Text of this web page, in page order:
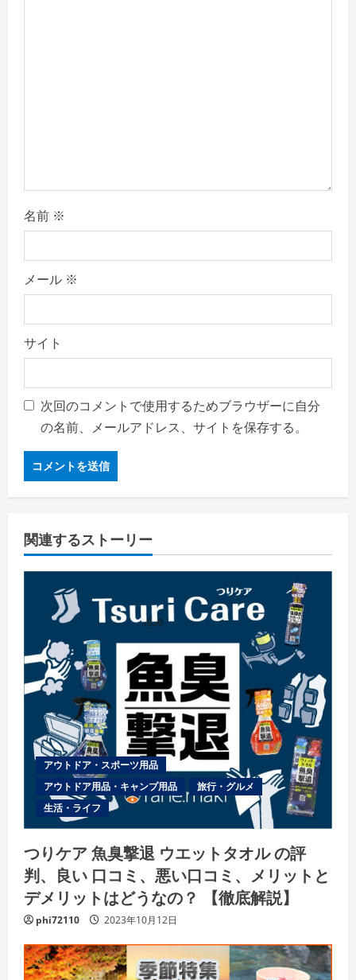
名前 ※
メール ※
サイト
次回のコメントで使用するためブラウザーに自分
の名前、メールアドレス、サイトを保存する。
関連するストーリー
アウトドア・スポーツ用品
アウトドア用品・キャンプ用品
旅行・グルメ
生活・ライフ
つりケア 魚臭撃退 ウエットタオル の評
判、良い 口コミ、悪い口コミ、メリットと
デメリットはどうなの？ 【徹底解説】
phi72110 2023年10月12日